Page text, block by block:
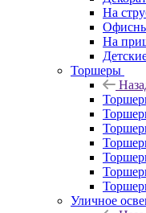
На
На
Торшеры
Уличное